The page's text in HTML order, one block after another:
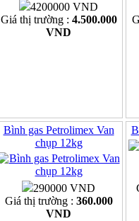
4200000 VND
Giá thị trường : 4.500.000
VND
Bình gas Petrolimex Van
chụp 12kg
290000 VND
Giá thị trường : 360.000
VND